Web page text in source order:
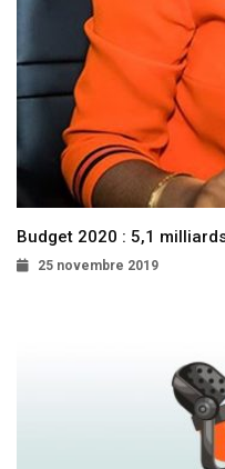
Budget 2020 : 5,1
25 novembre 2019